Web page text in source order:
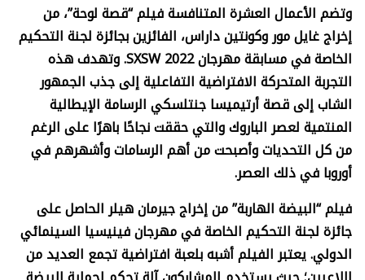
وتضم الأعمال العشرة المتنافسة فيلم “قصة لوحة”، من
إخراج غايل مور وكونتين داراس، الفائزين بجائزة لجنة التحكيم
الخاصة في مسابقة مهرجانSXSW 2022. وتهدف هذه
التجربة المتحركة الافتراضية التفاعلية إلى جذب الجمهور
الشاب إلى قصة أرتيميسا جنتلسكي الرسامة الإيطالية
المنتمية لعصر الباروك والتي حققت نجاحًا باهرًا على الرغم
من كل التحديات وأصبحت من أهم الرسامات وأشهرهم في
أوروبا في ذلك العصر.
فيلم “البيضة الهاربة” من إخراج جيرمان هيلر الحاصل على
جائزة لجنة التحكيم الخاصة في مهرجان فينيسيا السينمائي
الدولي. يعتبر الفيلم أشبه بلعبة افتراضية تجمع العديد من